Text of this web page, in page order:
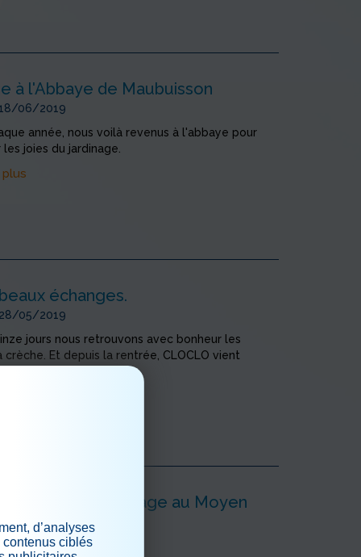
à l'Abbaye de Maubuisson
06/2019
année, nous voilà revenus à l'abbaye pour
joies du jardinage.
plus
échanges.
05/2019
jours nous retrouvons avec bonheur les
crèche. Et depuis la rentrée, CLOCLO vient
notre voyage au Moyen
05/2019
d’analyses
ciblés